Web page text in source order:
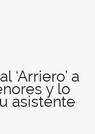
‘Arriero’ a
y lo
asistente